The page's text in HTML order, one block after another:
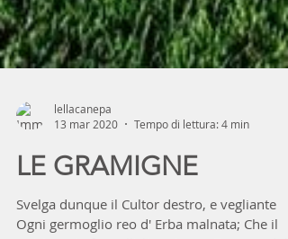
lellacanepa
13 mar 2020
Tempo di lettura: 4 min
LE GRAMIGNE